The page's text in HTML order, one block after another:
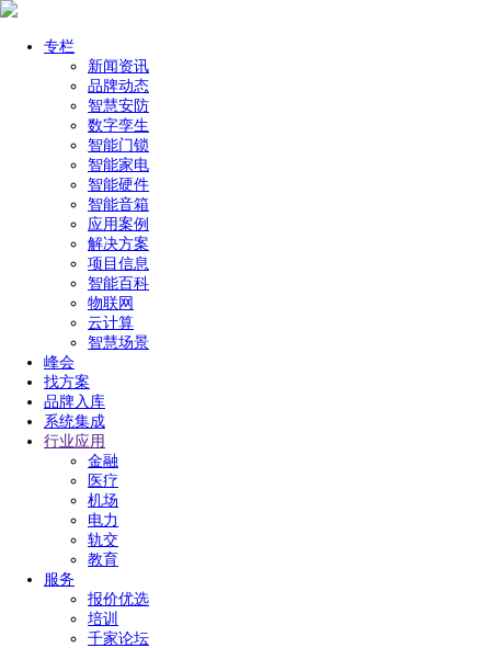
专栏
新闻资讯
品牌动态
智慧安防
数字孪生
智能门锁
智能家电
智能硬件
智能音箱
应用案例
解决方案
项目信息
智能百科
物联网
云计算
智慧场景
峰会
找方案
品牌入库
系统集成
行业应用
金融
医疗
机场
电力
轨交
教育
服务
报价优选
培训
千家论坛